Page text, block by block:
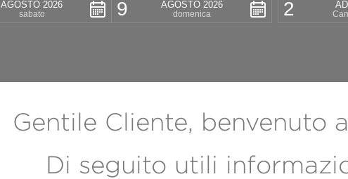
AGOSTO 2026
sabato 9 AGOSTO 2026
domenica 2
Gentile Cliente, benvenuto
Di seguito utili